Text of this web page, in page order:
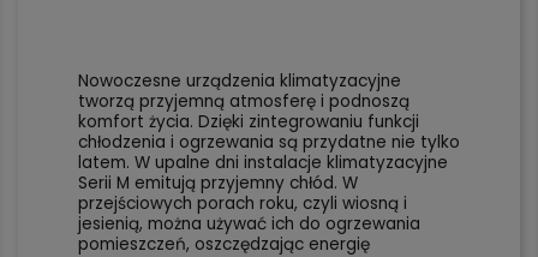
Nowoczesne urządzenia klimatyzacyjne
tworzą przyjemną atmosferę i podnoszą
komfort życia. Dzięki zintegrowaniu funkcji
chłodzenia i ogrzewania są przydatne nie tylko
latem. W upalne dni instalacje klimatyzacyjne
Serii M emitują przyjemny chłód. W
przejściowych porach roku, czyli wiosną i
jesienią, można używać ich do ogrzewania
pomieszczeń, oszczędzając energię